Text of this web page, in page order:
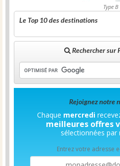
Type B
Le Top 10 des destinations
Rechercher sur
Rejoignez notre
Chaque mercredi
meilleures offres
sélectionnées par
Entrez votre adresse